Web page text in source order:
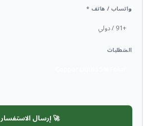
واتساب / هاتف *
المتطلبات
🚀 إرسال الاستفسار